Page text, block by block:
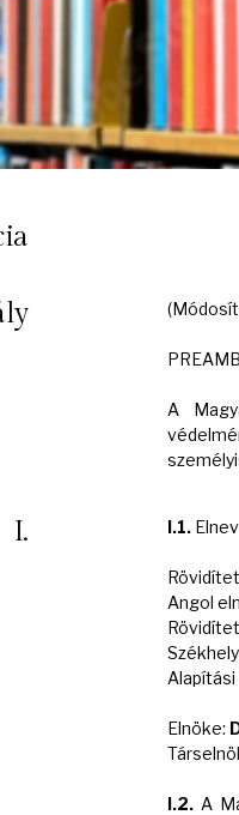
A
I. I.1.
Angol
Alapítási
Elnöke:
I.2. A